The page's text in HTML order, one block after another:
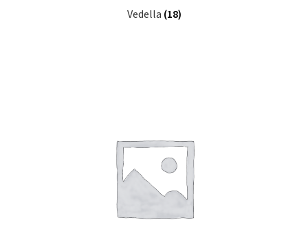
Vedella (18)